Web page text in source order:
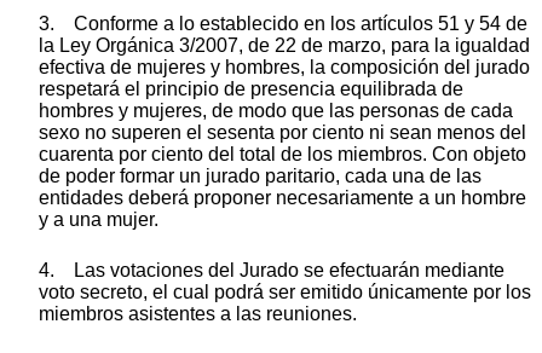
3. Conforme a lo establecido en los artículos 51 y 54 de
la Ley Orgánica 3/2007, de 22 de marzo, para la igualdad
efectiva de mujeres y hombres, la composición del jurado
respetará el principio de presencia equilibrada de
hombres y mujeres, de modo que las personas de cada
sexo no superen el sesenta por ciento ni sean menos del
cuarenta por ciento del total de los miembros. Con objeto
de poder formar un jurado paritario, cada una de las
entidades deberá proponer necesariamente a un hombre
y a una mujer.
4. Las votaciones del Jurado se efectuarán mediante
voto secreto, el cual podrá ser emitido únicamente por los
miembros asistentes a las reuniones.